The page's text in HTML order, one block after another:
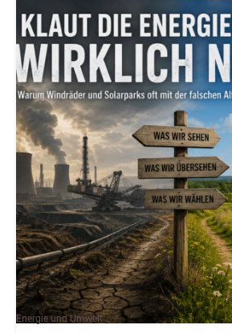
Energie und Umwelt